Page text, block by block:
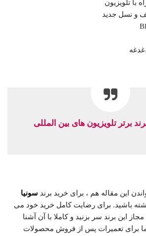
با تلویزیون
و نسل جدید
برتر تلویزیون های بین المللی
این مقاله هم ، برای خرید برند سونیا
باشید. برای رضایت کامل خرید خود می
این برند سر بزنید و کاملا با آن آشنا
برای تعمیرات پس از فروش محصولات